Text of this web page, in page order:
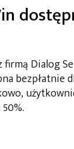
firmą Dialog
bezpłatnie